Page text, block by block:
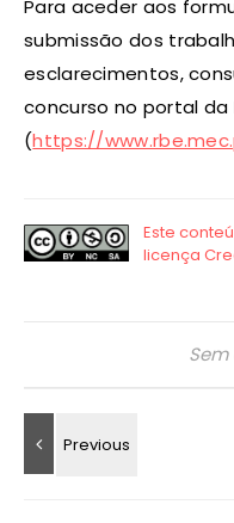
Para aceder aos
submissão dos
esclarecimentos,
concurso no portal da
(https://